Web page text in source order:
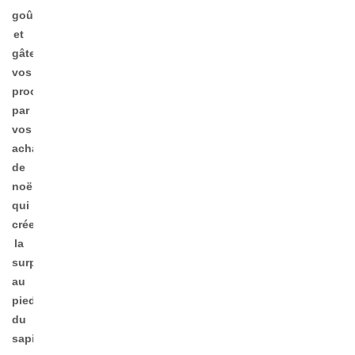
goûter,
et
gâter
vos
proches
par
vos
achats
de
noël
qui
créeront
la
surprise
au
pied
du
sapin !